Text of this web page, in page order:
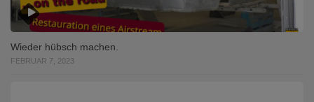
Wieder hübsch machen.
FEBRUAR 7, 2023